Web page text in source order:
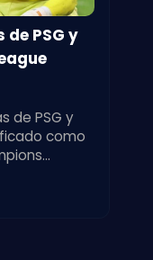
de PSG y
de PSG y
como